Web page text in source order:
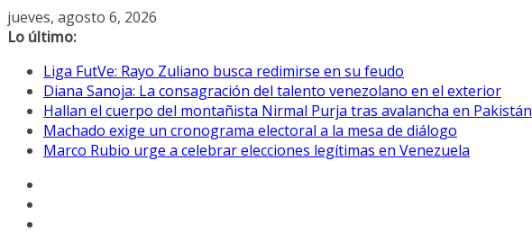
Saltar
al
jueves, agosto 6, 2026
Lo último:
Liga FutVe: Rayo Zuliano busca redimirse en su feudo
Diana Sanoja: La consagración del talento venezolano en el exterior
Hallan el cuerpo del montañista Nirmal Purja tras avalancha en Pakistán
Machado exige un cronograma electoral a la mesa de diálogo
Marco Rubio urge a celebrar elecciones legítimas en Venezuela